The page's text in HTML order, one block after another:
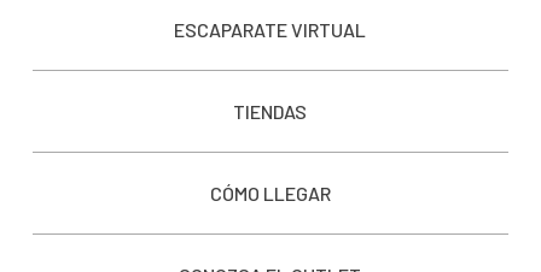
ESCAPARATE VIRTUAL
TIENDAS
CÓMO LLEGAR